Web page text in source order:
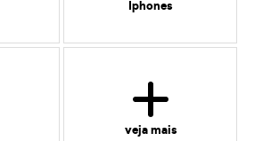
Iphones
veja mais